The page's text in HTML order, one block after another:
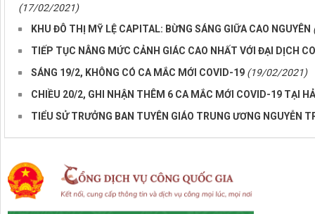
(17/02/2021)
KHU ĐÔ THỊ MỸ LỆ CAPITAL: BỪNG SÁNG GIỮA CAO NGUYÊN
TIẾP TỤC NÂNG MỨC CẢNH GIÁC CAO NHẤT VỚI ĐẠI DỊCH
SÁNG 19/2, KHÔNG CÓ CA MẮC MỚI COVID-19 (19/02/2021)
CHIỀU 20/2, GHI NHẬN THÊM 6 CA MẮC MỚI COVID-19 TẠI
TIỂU SỬ TRƯỞNG BAN TUYÊN GIÁO TRUNG ƯƠNG NGUYỄN